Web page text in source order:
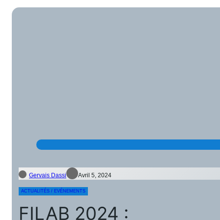
Gervais Dassi Avril 5, 2024
ACTUALITÉS / EVÉNEMENTS
FILAB 2024 :